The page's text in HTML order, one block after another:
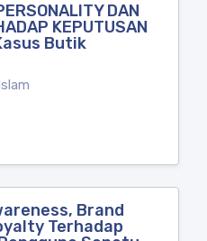
DAN
KEPUTUSAN
Butik
Brand
Terhadap